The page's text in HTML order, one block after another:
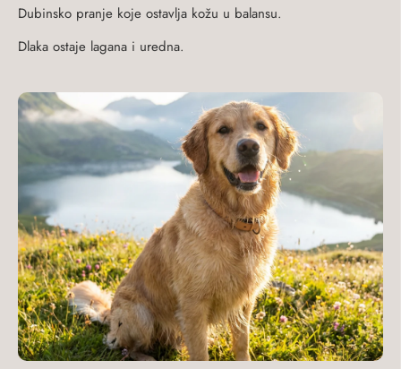
Dubinsko pranje koje ostavlja kožu u balansu.
Dlaka ostaje lagana i uredna.